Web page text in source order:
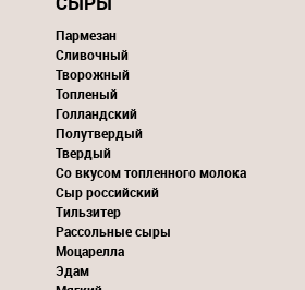
Пармезан
Сливочный
Творожный
Топленый
Голландский
Полутвердый
Твердый
Со вкусом топленного молока
Сыр российский
Тильзитер
Рассольные сыры
Моцарелла
Эдам